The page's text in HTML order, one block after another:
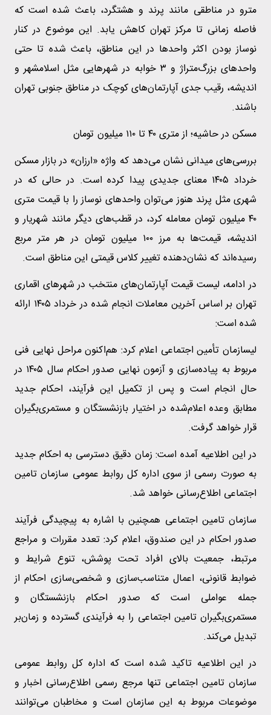
مترو در مناطقی مانند پرند و هشتگرد، باعث شده است که
فاصله زمانی تا مرکز تهران کاهش یابد. این موضوع در کنار
نوساز بودن اکثر واحدها در این مناطق، باعث شده تا حتی
واحدهای بزرگ‌متراژ و ۳ خوابه در شهرهایی مثل اسلامشهر و
اندیشه، رقیب جدی آپارتمان‌های کوچک در مناطق جنوبی تهران
باشند.
مسکن در حاشیه؛ از متری ۴۰ تا ۱۱۰ میلیون تومان
بررسی‌های میدانی نشان می‌دهد که واژه «ارزان» در بازار مسکن
خرداد ۱۴۰۵ معنای جدیدی پیدا کرده است. در حالی که در
شهری مثل پرند هنوز می‌توان واحدهای نوساز را با قیمت متری
۴۰ میلیون تومان معامله کرد، در قطب‌های دیگر مانند شهریار و
اندیشه، قیمت‌ها به مرز ۱۰۰ میلیون تومان در هر متر مربع
رسیده‌اند که نشان‌دهنده تغییر کلاس قیمتی این مناطق است.
در ادامه، لیست قیمت آپارتمان‌های منتخب در شهرهای اقماری
تهران بر اساس آخرین معاملات انجام شده در خرداد ۱۴۰۵ ارائه
شده است:
لیسازمان تأمین اجتماعی اعلام کرد: هم‌اکنون مراحل نهایی فنی
مربوط به پیاده‌سازی و آزمون نهایی صدور احکام سال ۱۴۰۵ در
حال انجام است و پس از تکمیل این فرآیند، احکام جدید
مطابق وعده اعلام‌شده در اختیار بازنشستگان و مستمری‌بگیران
قرار خواهد گرفت.
در این اطلاعیه آمده است: زمان دقیق دسترسی به احکام جدید
به صورت رسمی از سوی اداره کل روابط عمومی سازمان تامین
اجتماعی اطلاع‌رسانی خواهد شد.
سازمان تامین اجتماعی همچنین با اشاره به پیچیدگی فرآیند
صدور احکام در این صندوق، اعلام کرد: تعدد مقررات و مراجع
مرتبط، جمعیت بالای افراد تحت پوشش، تنوع شرایط و
ضوابط قانونی، اعمال متناسب‌سازی و شخصی‌سازی احکام از
جمله عواملی است که صدور احکام بازنشستگان و
مستمری‌بگیران تامین اجتماعی را به فرآیندی گسترده و زمان‌بر
تبدیل می‌کند.
در این اطلاعیه تاکید شده است که اداره کل روابط عمومی
سازمان تامین اجتماعی تنها مرجع رسمی اطلاع‌رسانی اخبار و
موضوعات مربوط به این سازمان است و مخاطبان می‌توانند